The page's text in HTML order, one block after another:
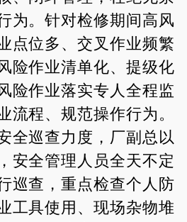
为。针对检修期间高风
点位多、交叉作业频繁
险作业清单化、提级化
险作业落实专人全程监
流程、规范操作行为。
全巡查力度，厂副总以
安全管理人员全天不定
巡查，重点检查个人防
工具使用、现场杂物堆